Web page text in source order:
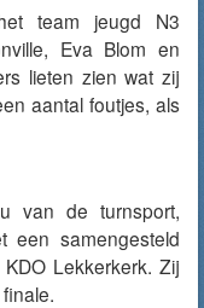
team jeugd N3
Eva Blom en
lieten zien wat zij
aantal foutjes, als
van de turnsport,
een samengesteld
Lekkerkerk. Zij